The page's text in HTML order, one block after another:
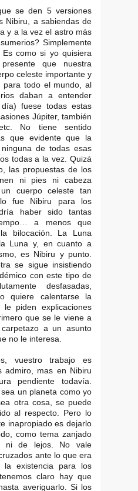
se den 5 versiones
Nibiru, a sabiendas de
y a la vez el astro más
Simplemente
Es como si yo quisiera
que nuestra
celeste importante y
para todo el mundo, al
daban a entender
fuese todas estas
Júpiter, también
No tiene sentido
que evidente que la
de todas esas
todas a la vez. Quizá
las propuestas de los
ni pies ni cabeza
cuerpo celeste tan
fue Nibiru para los
haber sido tantas
a menos que
bilocación. La Luna
Luna y, en cuanto a
es Nibiru y punto.
se sigue insistiendo
con este tipo de
desfasadas,
quiere calentarse la
piden explicaciones
que se le viene a
a un asunto
no le interesa.
vuestro trabajo es
admiro, mas en Nibiru
pendiente todavía.
un planeta como yo
otra cosa, se puede
al respecto. Pero lo
inapropiado es dejarlo
como tema zanjado
ni de lejos. No vale
ante lo que era
existencia para los
claro hay que
averiguarlo. Si los